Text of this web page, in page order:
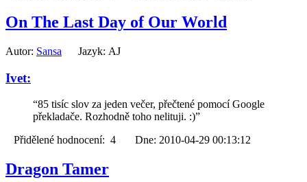
On The Last Day of Our World
Autor: Sansa Jazyk: AJ
Ivet:
“85 tisíc slov za jeden večer, přečtené pomocí Google
překladače. Rozhodně toho nelituji. :)”
Přidělené hodnocení: 4 Dne: 2010-04-29 00:13:12
Dragon Tamer